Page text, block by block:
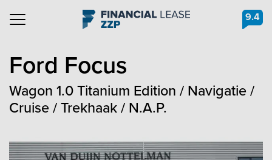
Navigation 9.4
Ford Focus
Wagon 1.0 Titanium Edition / Navigatie /
Cruise / Trekhaak / N.A.P.